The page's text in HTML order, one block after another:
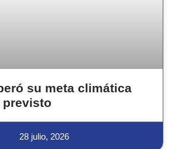
su meta climática
previsto
28 julio, 2026